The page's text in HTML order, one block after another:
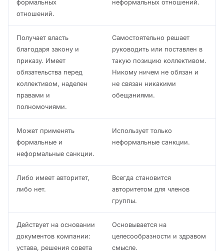
формальных
отношений.
неформальных отношений.
Получает власть
благодаря закону и
приказу. Имеет
обязательства перед
коллективом, наделен
правами и
полномочиями.
Самостоятельно решает
руководить или поставлен в
такую позицию коллективом.
Никому ничем не обязан и
не связан никакими
обещаниями.
Может применять
формальные и
неформальные санкции.
Использует только
неформальные санкции.
Либо имеет авторитет,
либо нет.
Всегда становится
авторитетом для членов
группы.
Действует на основании
документов компании:
устава, решения совета
Основывается на
целесообразности и здравом
смысле.